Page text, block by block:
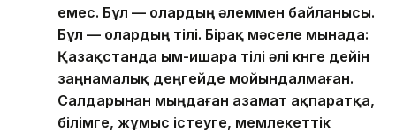
емес. Бұл — олардың әлеммен байланысы.
Бұл — олардың тілі. Бірақ мәселе мынада:
Қазақстанда ым-ишара тілі әлі күнге дейін
заңнамалық деңгейде мойындалмаған.
Салдарынан мыңдаған азамат ақпаратқа,
білімге, жұмыс істеуге, мемлекеттік